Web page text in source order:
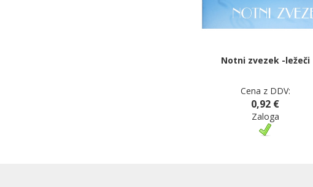
Notni zvezek -ležeči
Cena z DDV:
0,92 €
Zaloga